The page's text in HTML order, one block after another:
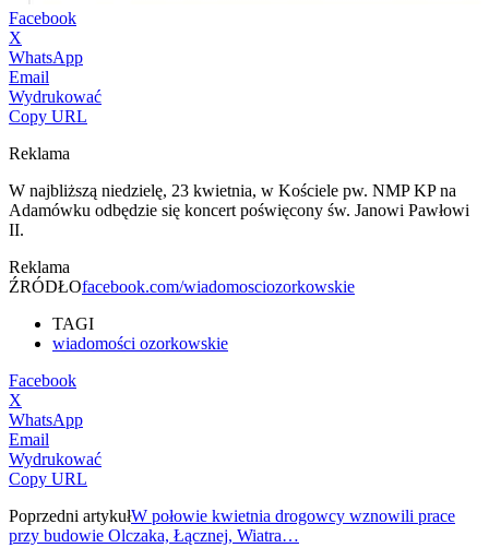
Facebook
X
WhatsApp
Email
Wydrukować
Copy URL
Reklama
W najbliższą niedzielę, 23 kwietnia, w Kościele pw. NMP KP na
Adamówku odbędzie się koncert poświęcony św. Janowi Pawłowi
II.
Reklama
ŹRÓDŁOfacebook.com/wiadomosciozorkowskie
TAGI
wiadomości ozorkowskie
Facebook
X
WhatsApp
Email
Wydrukować
Copy URL
Poprzedni artykułW połowie kwietnia drogowcy wznowili prace
przy budowie Olczaka, Łącznej, Wiatra…